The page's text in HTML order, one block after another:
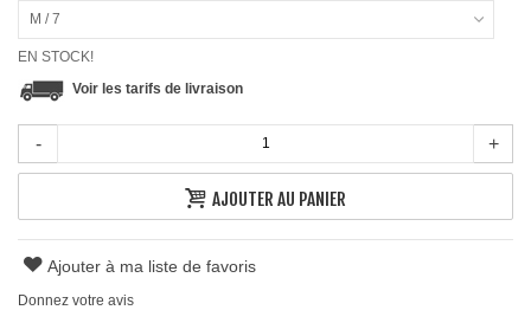
M / 7
EN STOCK!
Voir les tarifs de livraison
- +
AJOUTER AU PANIER
Ajouter à ma liste de favoris
Donnez votre avis